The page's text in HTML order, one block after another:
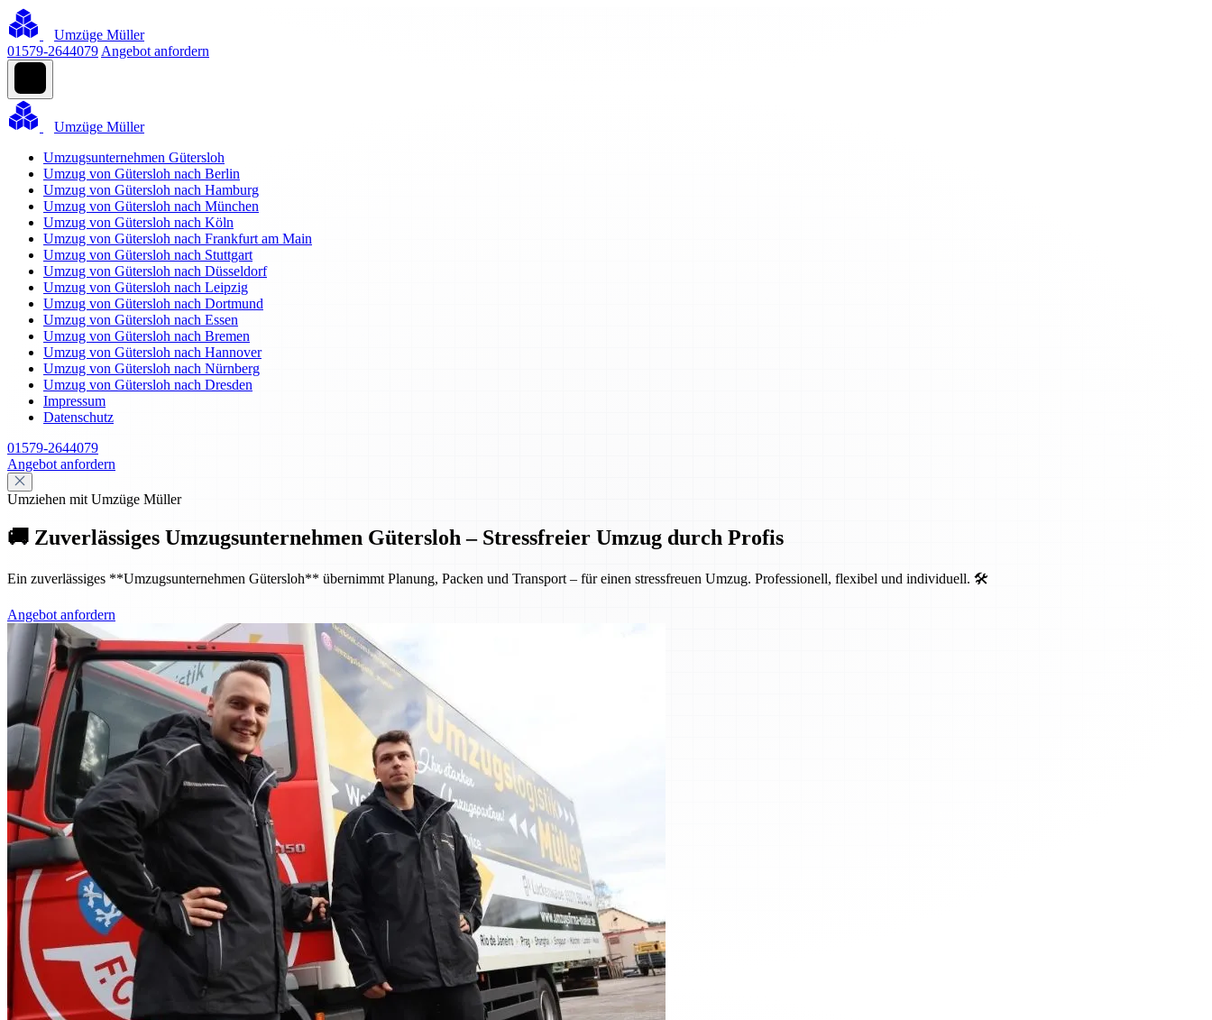
Umzüge Müller
01579-2644079 Angebot anfordern
Umzüge Müller
Umzugsunternehmen Gütersloh
Umzug von Gütersloh nach Berlin
Umzug von Gütersloh nach Hamburg
Umzug von Gütersloh nach München
Umzug von Gütersloh nach Köln
Umzug von Gütersloh nach Frankfurt am Main
Umzug von Gütersloh nach Stuttgart
Umzug von Gütersloh nach Düsseldorf
Umzug von Gütersloh nach Leipzig
Umzug von Gütersloh nach Dortmund
Umzug von Gütersloh nach Essen
Umzug von Gütersloh nach Bremen
Umzug von Gütersloh nach Hannover
Umzug von Gütersloh nach Nürnberg
Umzug von Gütersloh nach Dresden
Impressum
Datenschutz
01579-2644079
Angebot anfordern
Umziehen mit Umzüge Müller
🚚 Zuverlässiges Umzugsunternehmen Gütersloh – Stressfreier Umzug durch Profis
Ein zuverlässiges **Umzugsunternehmen Gütersloh** übernimmt Planung, Packen und Transport – für einen stressfreuen Umzug. Professionell, flexibel und individuell. 🛠️
Angebot anfordern